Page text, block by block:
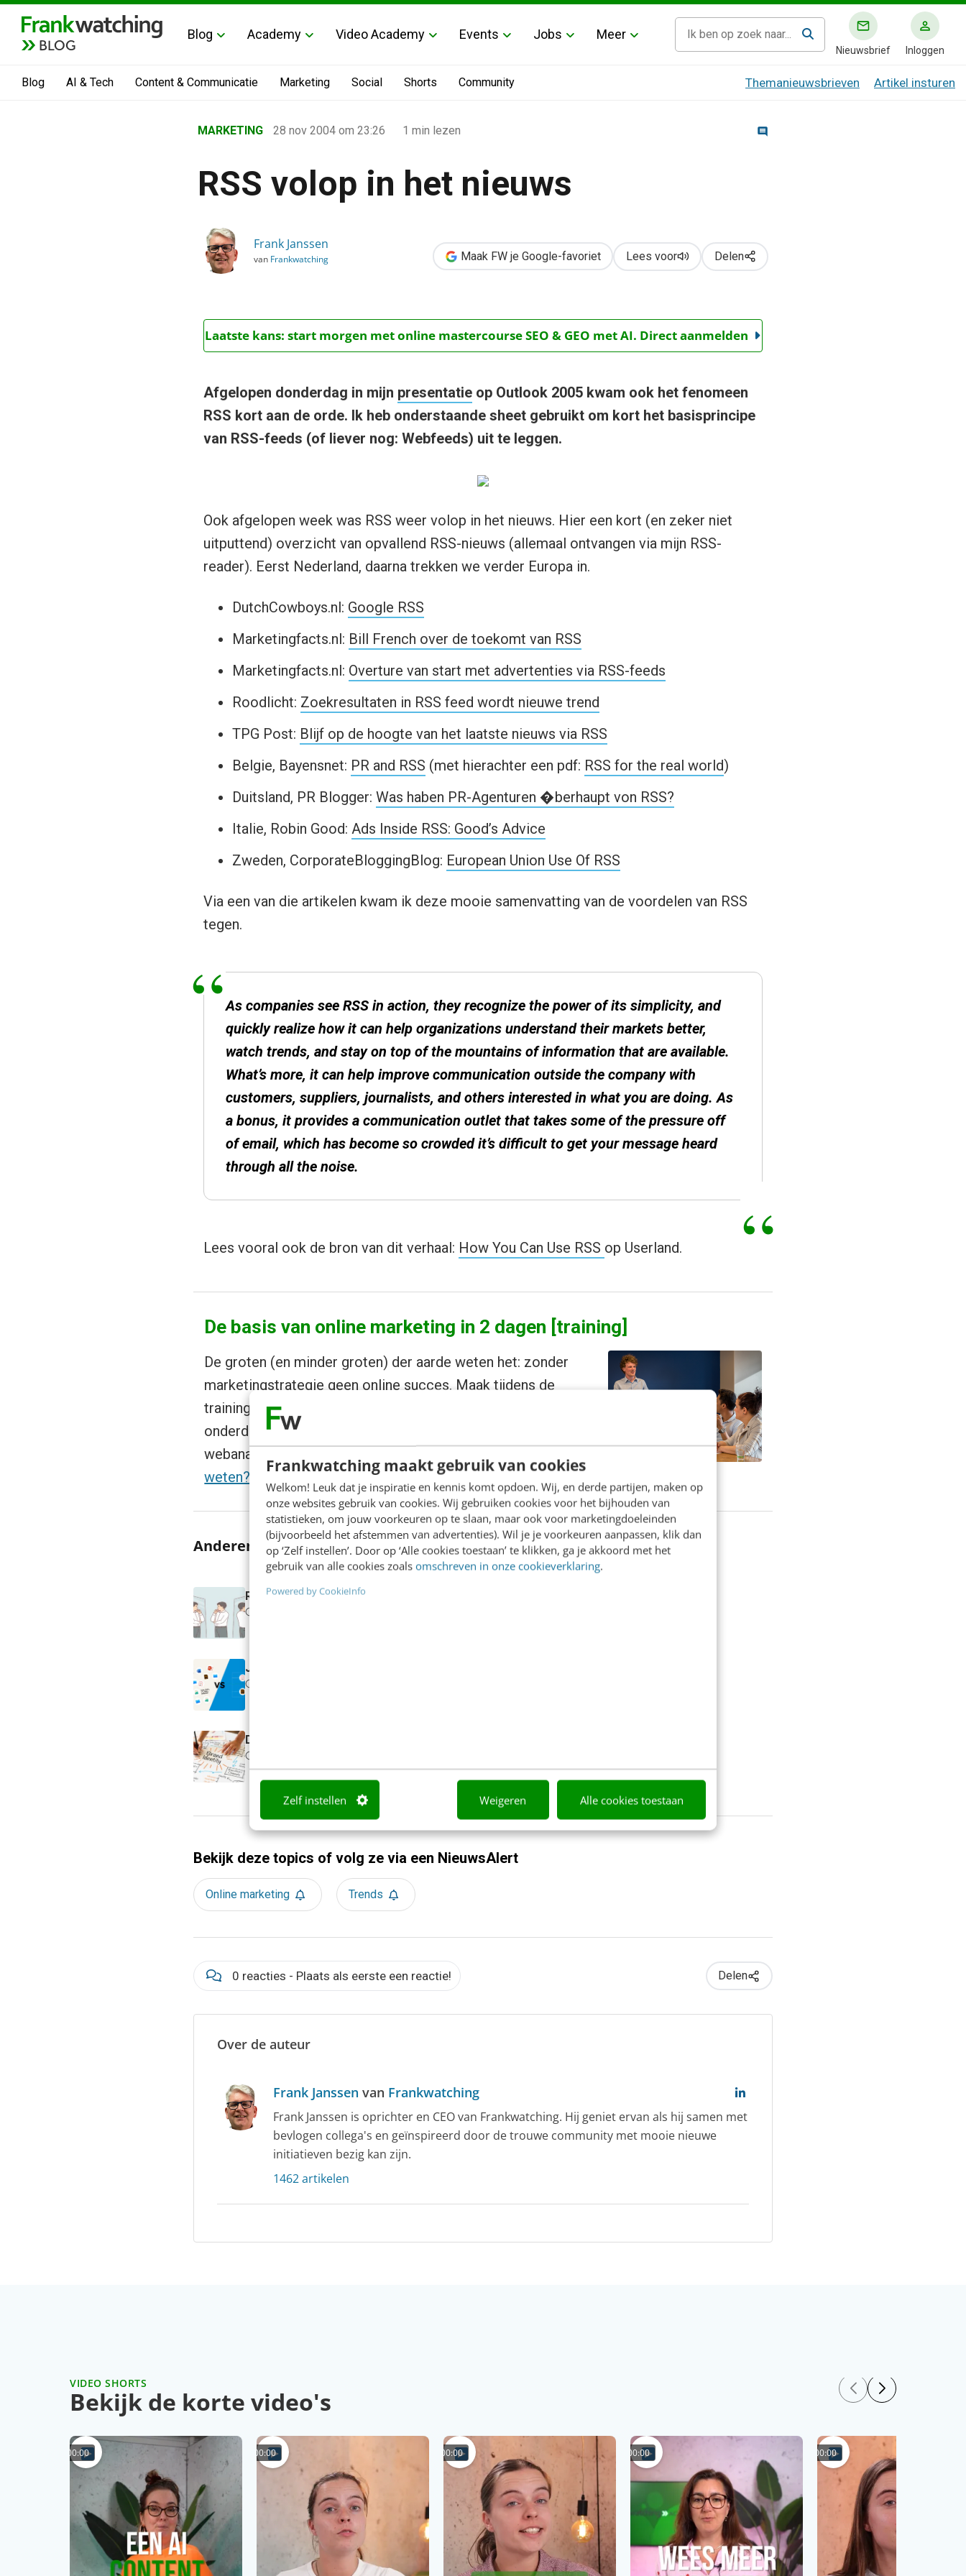
Frankwatching maakt gebruik van cookies
Welkom! Leuk dat je inspiratie en kennis komt opdoen. Wij, en derde partijen, maken op
onze websites gebruik van cookies. Wij gebruiken cookies voor het bijhouden van
statistieken, om jouw voorkeuren op te slaan, maar ook voor marketingdoeleinden
(bijvoorbeeld het afstemmen van advertenties). Wil je je voorkeuren aanpassen, klik dan
op ‘Zelf instellen’. Door op ‘Alle cookies toestaan’ te klikken, ga je akkoord met het
gebruik van alle cookies zoals omschreven in onze cookieverklaring.
Powered by CookieInfo
Zelf instellen Weigeren Alle cookies toestaan
BLOG
Blog Academy Video Academy Events Jobs Meer
Nieuwsbrief Inloggen
Blog AI & Tech Content & Communicatie Marketing Social Shorts Community Themanieuwsbrieven Artikel insturen
›
RSS volop in het nieuws
MARKETING 28 nov 2004 om 23:26 1 min lezen
RSS volop in het nieuws
Frank Janssen
van Frankwatching Maak FW je Google-favoriet Lees voor Delen
Laatste kans: start morgen met online mastercourse SEO & GEO met AI. Direct aanmelden
Afgelopen donderdag in mijn presentatieop Outlook 2005 kwam ook het fenomeen
RSS kort aan de orde. Ik heb onderstaande sheet gebruikt om kort het basisprincipe
van RSS-feeds (of liever nog: Webfeeds) uit te leggen.
Ook afgelopen week was RSS weer volop in het nieuws. Hier een kort (en zeker niet
uitputtend) overzicht van opvallend RSS-nieuws (allemaal ontvangen via mijn RSS-
reader). Eerst Nederland, daarna trekken we verder Europa in.
DutchCowboys.nl: Google RSS
Marketingfacts.nl: Bill French over de toekomt van RSS
Marketingfacts.nl: Overture van start met advertenties via RSS-feeds
Roodlicht: Zoekresultaten in RSS feed wordt nieuwe trend
TPG Post: Blijf op de hoogte van het laatste nieuws via RSS
Belgie, Bayensnet: PR and RSS (met hierachter een pdf: RSS for the real world)
Duitsland, PR Blogger: Was haben PR-Agenturen �berhaupt von RSS?
Italie, Robin Good: Ads Inside RSS: Good’s Advice
Zweden, CorporateBloggingBlog: European Union Use Of RSS
Via een van die artikelen kwam ik deze mooie samenvatting van de voordelen van RSS
tegen.
As companies see RSS in action, they recognize the power of its simplicity, and
quickly realize how it can help organizations understand their markets better,
watch trends, and stay on top of the mountains of information that are available.
What’s more, it can help improve communication outside the company with
customers, suppliers, journalists, and others interested in what you are doing. As
a bonus, it provides a communication outlet that takes some of the pressure off
of email, which has become so crowded it’s difficult to get your message heard
through all the noise.
Lees vooral ook de bron van dit verhaal: How You Can Use RSS op Userland.
De basis van online marketing in 2 dagen [training]
De groten (en minder groten) der aarde weten het: zonder
marketingstrategie geen online succes. Maak tijdens de
training Online marketing (basis) kennis met de belangrijkste
onderdelen van digital marketing: van social media tot
webanalytics. En van e-mailmarketing tot adverteren.
weten?
Anderen lezen ook
Reflecteer met AI: 5 vragen die je een betere marketeer maken
Je merk opleveren? Waarom een PDF niet meer genoeg is
Denk je dat je positionering helder is? Doe de managementtest
Bekijk deze topics of volg ze via een NieuwsAlert
Online marketing Trends
0 reacties - Plaats als eerste een reactie! Delen
Over de auteur
Frank Janssenvan Frankwatching
Frank Janssen is oprichter en CEO van Frankwatching. Hij geniet ervan als hij samen met
bevlogen collega's en geïnspireerd door de trouwe community met mooie nieuwe
initiatieven bezig kan zijn.
1462 artikelen
VIDEO SHORTS
Bekijk de korte video's
00:00 00:00 00:00 00:00 00:00